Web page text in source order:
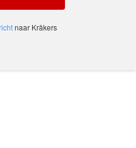
naar Kräkers